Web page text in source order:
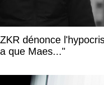
ZKR dénonce
a que Maes..."